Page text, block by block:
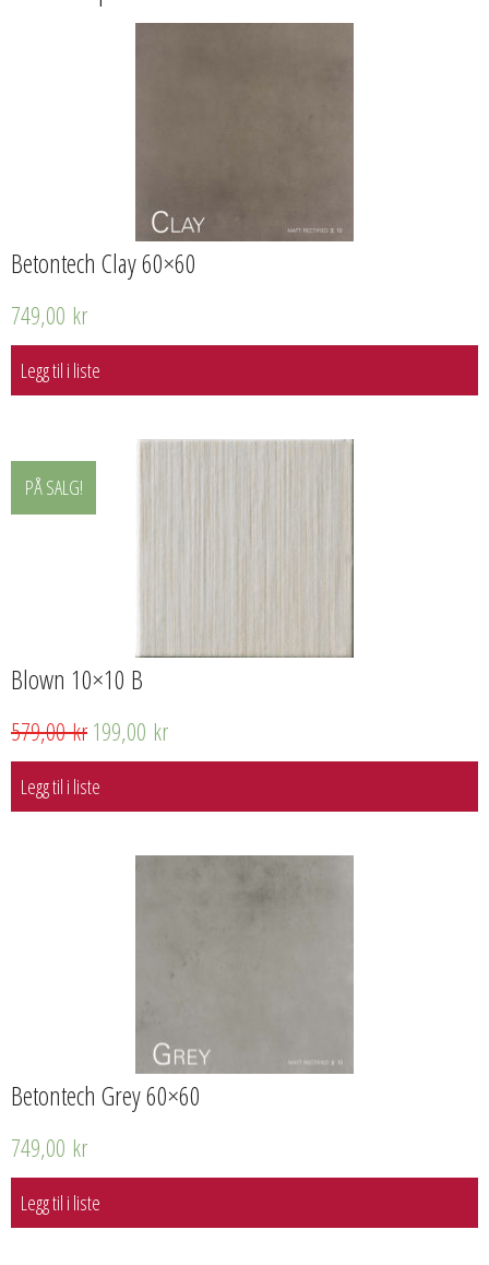
Betontech Clay 60×60
749,00 kr
Legg til i liste
PÅ SALG!
Blown 10×10 B
579,00kr 199,00 kr
Legg til i liste
Betontech Grey 60×60
749,00 kr
Legg til i liste